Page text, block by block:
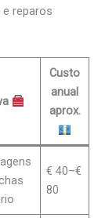
reparos
Custo
anual
aprox.
€ 40–€
80